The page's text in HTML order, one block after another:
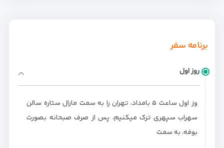
برنامه سفر
روز اول
وز اول ساعت ۵ بامداد، تهران را به سمت مارال ستاره سالن
سهراب سپهری ترک میکنیم، پس از صرف صبحانه بصورت
بوفه، به سمت